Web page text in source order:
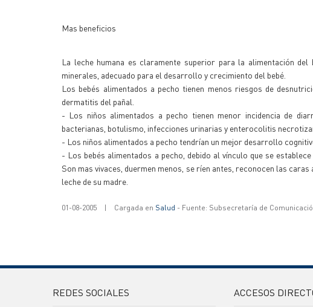
Mas beneficios
La leche humana es claramente superior para la alimentación
minerales, adecuado para el desarrollo y crecimiento del bebé.
Los bebés alimentados a pecho tienen menos riesgos de
dermatitis del pañal.
- Los niños alimentados a pecho tienen menor incidencia de
bacterianas, botulismo, infecciones urinarias y enterocolitis
- Los niños alimentados a pecho tendrían un mejor desarrollo
- Los bebés alimentados a pecho, debido al vínculo que se
Son mas vivaces, duermen menos, se ríen antes, reconocen las
leche de su madre.
01-08-2005 | Cargada en Salud - Fuente: Subsecretaría de
REDES SOCIALES ACCESOS